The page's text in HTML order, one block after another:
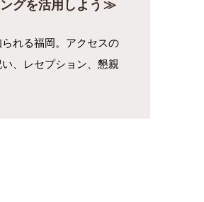
グを活用しよう
れる福岡。アクセスの
、レセプション、懇親